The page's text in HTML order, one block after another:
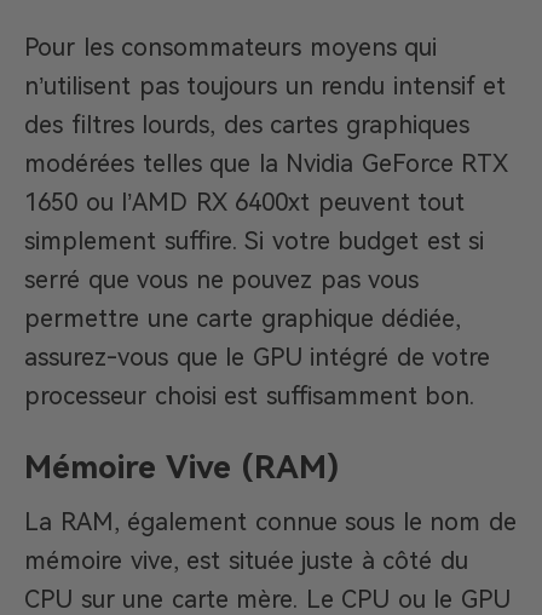
Pour les consommateurs moyens qui
n’utilisent pas toujours un rendu intensif et
des filtres lourds, des cartes graphiques
modérées telles que la Nvidia GeForce RTX
1650 ou l’AMD RX 6400xt peuvent tout
simplement suffire. Si votre budget est si
serré que vous ne pouvez pas vous
permettre une carte graphique dédiée,
assurez-vous que le GPU intégré de votre
processeur choisi est suffisamment bon.
Mémoire Vive (RAM)
La RAM, également connue sous le nom de
mémoire vive, est située juste à côté du
CPU sur une carte mère. Le CPU ou le GPU